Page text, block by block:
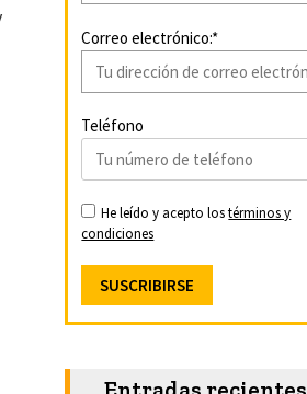
Correo electrónico:*
Teléfono
He leído y acepto lostérminos y
condiciones